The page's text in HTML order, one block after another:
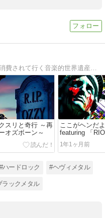
スリと奇行 ～再
オズボーン～
ここがヘンだ
featuring 「
BLOOD」 by
1年1ヶ月前
#ハードロック #ヘヴィメタル
ラックメタル